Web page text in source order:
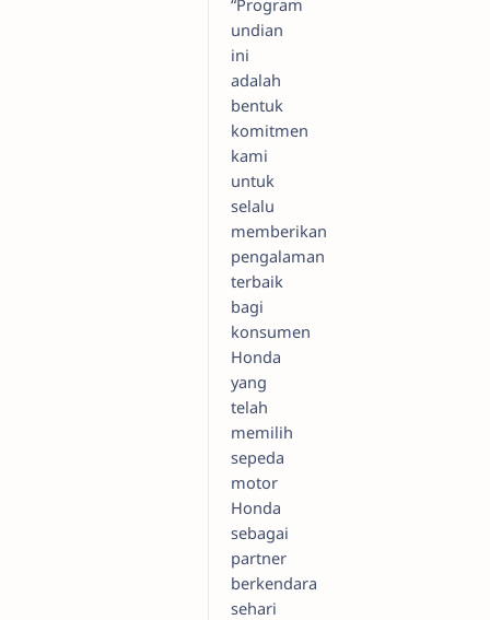
“Program
undian
ini
adalah
bentuk
komitmen
kami
untuk
selalu
memberikan
pengalaman
terbaik
bagi
konsumen
Honda
yang
telah
memilih
sepeda
motor
Honda
sebagai
partner
berkendara
sehari